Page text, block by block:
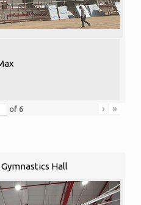
of 6 › »
Hall